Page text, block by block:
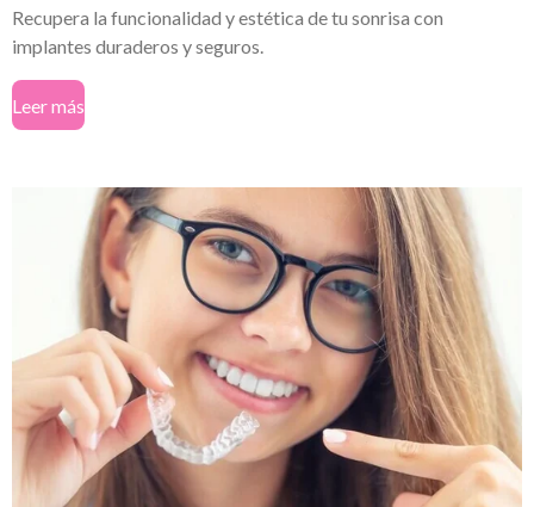
Recupera la funcionalidad y estética de tu sonrisa con
implantes duraderos y seguros.
Leer más